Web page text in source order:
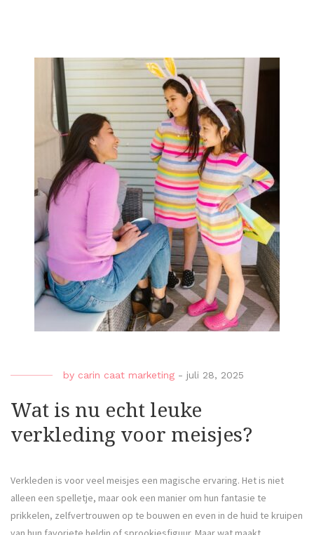
by carin caat marketing - juli 28, 2025
Wat is nu echt leuke
verkleding voor meisjes?
Verkleden is voor veel meisjes een magische ervaring. Het is niet
alleen een spelletje, maar ook een manier om hun fantasie te
prikkelen, zelfvertrouwen op te bouwen en even in de huid te kruipen